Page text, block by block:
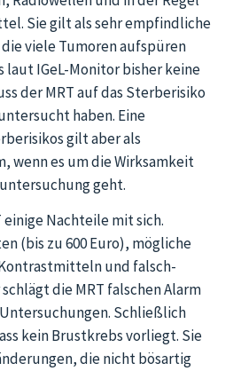
Sie gilt als sehr empfindliche
viele Tumoren aufspüren
laut IGeL-Monitor bisher keine
der MRT auf das Sterberisiko
haben. Eine
gilt aber als
wenn es um die Wirksamkeit
geht.
Nachteile mit sich.
(bis zu 600 Euro), mögliche
und falsch-
die MRT falschen Alarm
Schließlich
kein Brustkrebs vorliegt. Sie
die nicht bösartig